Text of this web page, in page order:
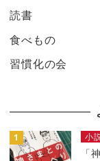
読書
食べもの
習慣化の会
小
「